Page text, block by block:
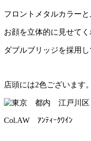
フロントメタルカラー
お顔を立体的に見せてく
ダブルブリッジを採用
店頭には2色ございます。
Col.AW ｱﾝﾃｨｰｸﾜｲﾝ